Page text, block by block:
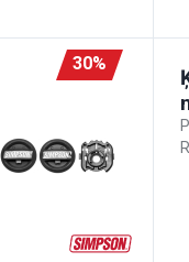
30%